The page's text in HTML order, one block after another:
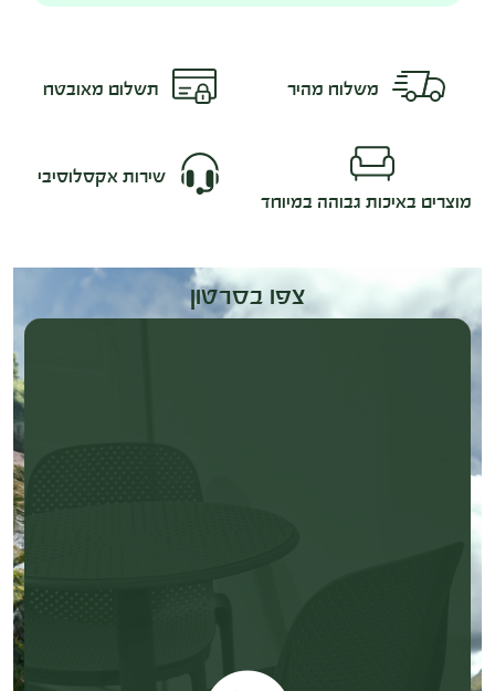
משלוח מהיר תשלום מאובטח
מוצרים באיכות גבוהה במיוחד
שירות אקסלוסיבי
צפו בסרטון